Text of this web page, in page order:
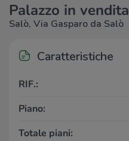
Palazzo in vendita
Salò, Via Gasparo da Salò
Caratteristiche
RIF.:
Piano:
Totale piani: